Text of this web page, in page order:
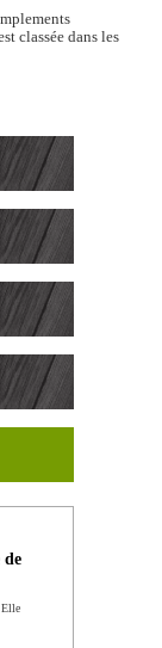
classée dans les
de